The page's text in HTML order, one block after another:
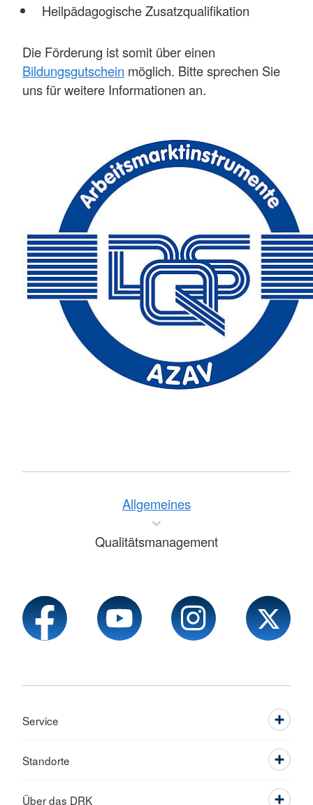
Heilpädagogische Zusatzqualifikation
Die Förderung ist somit über einen
Bildungsgutschein möglich. Bitte sprechen Sie
uns für weitere Informationen an.
Allgemeines
Qualitätsmanagement
Service
Standorte
Über das DRK